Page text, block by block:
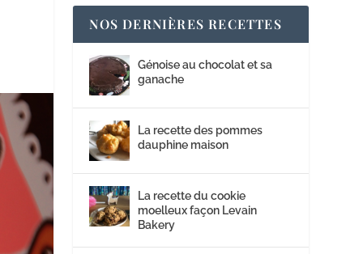
NOS DERNIÈRES RECETTES
Génoise au chocolat et sa
ganache
La recette des pommes
dauphine maison
La recette du cookie
moelleux façon Levain
Bakery